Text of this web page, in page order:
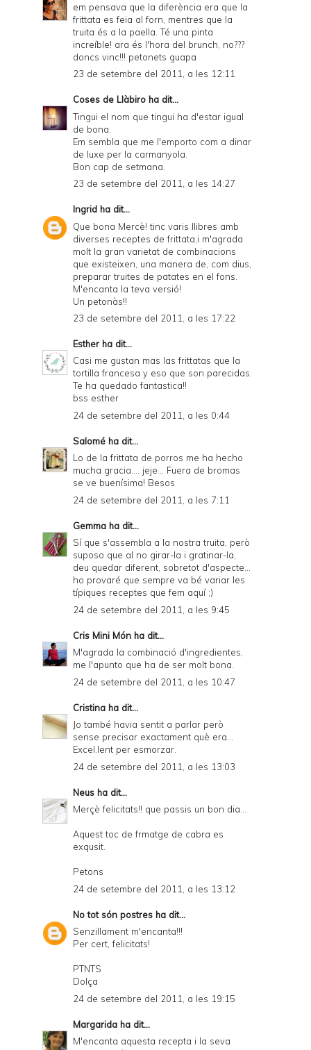
em pensava que la diferència era que la
frittata es feia al forn, mentres que la
truita és a la paella. Té una pinta
increíble! ara és l'hora del brunch, no???
doncs vinc!!! petonets guapa
23 de setembre del 2011, a les 12:11
Coses de Llàbiro ha dit...
Tingui el nom que tingui ha d'estar igual
de bona.
Em sembla que me l'emporto com a dinar
de luxe per la carmanyola.
Bon cap de setmana.
23 de setembre del 2011, a les 14:27
Ingrid ha dit...
Que bona Mercè! tinc varis llibres amb
diverses receptes de frittata,i m'agrada
molt la gran varietat de combinacions
que existeixen, una manera de, com dius,
preparar truites de patates en el fons.
M'encanta la teva versió!
Un petonàs!!
23 de setembre del 2011, a les 17:22
Esther ha dit...
Casi me gustan mas las frittatas que la
tortilla francesa y eso que son parecidas.
Te ha quedado fantastica!!
bss esther
24 de setembre del 2011, a les 0:44
Salomé ha dit...
Lo de la frittata de porros me ha hecho
mucha gracia.... jeje... Fuera de bromas
se ve buenísima! Besos
24 de setembre del 2011, a les 7:11
Gemma ha dit...
Sí que s'assembla a la nostra truita, però
suposo que al no girar-la i gratinar-la,
deu quedar diferent, sobretot d'aspecte...
ho provaré que sempre va bé variar les
típiques receptes que fem aquí ;)
24 de setembre del 2011, a les 9:45
Cris Mini Món ha dit...
M'agrada la combinació d'ingredientes,
me l'apunto que ha de ser molt bona.
24 de setembre del 2011, a les 10:47
Cristina ha dit...
Jo també havia sentit a parlar però
sense precisar exactament què era...
Excel.lent per esmorzar.
24 de setembre del 2011, a les 13:03
Neus ha dit...
Merçè felicitats!! que passis un bon dia...
Aquest toc de frmatge de cabra es
exqusit.
Petons
24 de setembre del 2011, a les 13:12
No tot són postres ha dit...
Senzillament m'encanta!!!
Per cert, felicitats!
PTNTS
Dolça
24 de setembre del 2011, a les 19:15
Margarida ha dit...
M'encanta aquesta recepta i la seva